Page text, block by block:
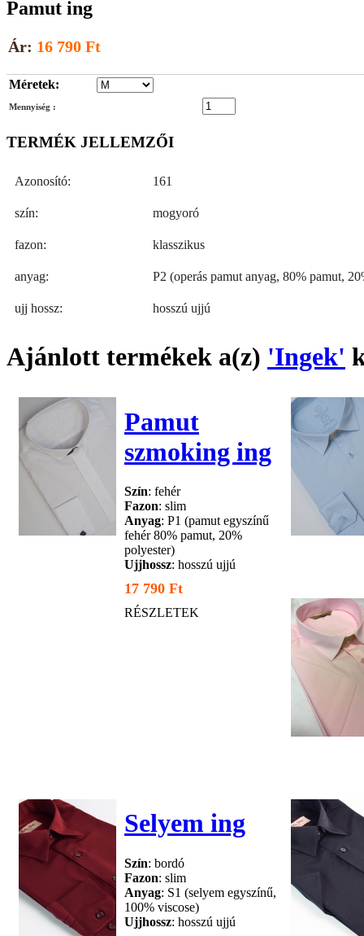
Pamut ing
Ár: 16 790 Ft
Méretek:
Mennyiség :
TERMÉK JELLEMZŐI
Azonosító: 161
szín: mogyoró
fazon: klasszikus
anyag: P2 (operás pamut anyag, 80% pamut,
ujj hossz: hosszú ujjú
Ajánlott termékek a(z) 'Ingek'
Pamut
szmoking ing
Szín: fehér
Fazon: slim
Anyag: P1 (pamut egyszínű
fehér 80% pamut, 20%
polyester)
Ujjhossz: hosszú ujjú
17 790 Ft
RÉSZLETEK
Selyem ing
Szín: bordó
Fazon: slim
Anyag: S1 (selyem egyszínű,
100% viscose)
Ujjhossz: hosszú ujjú